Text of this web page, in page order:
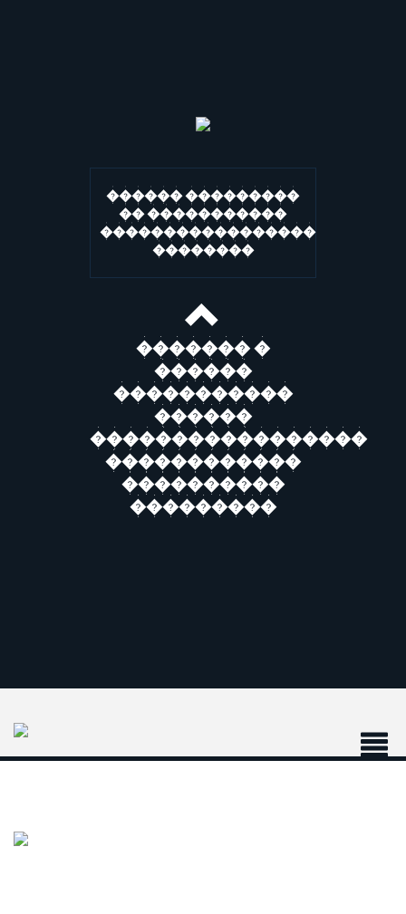
������ ���������
�� �����������
�����������������
��������
������� �
������
�����������
������
�����������������
������������
����������
���������